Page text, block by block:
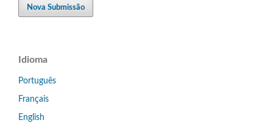
Nova Submissão
Idioma
Português
Français
English